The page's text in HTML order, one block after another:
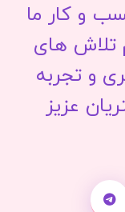
و کار ما
تلاش های
و تجربه
عزیز